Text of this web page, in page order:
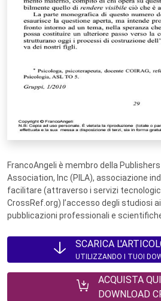
FrancoAngeli è membro della
Association, Inc (PILA), associazione
facilitare (attraverso i servizi
CrossRef.org) l’accesso degli studiosi
pubblicazioni professionali e
SCARICA
UTILIZZANDO I TUOI
ACQUISTA
DOWNLOAD